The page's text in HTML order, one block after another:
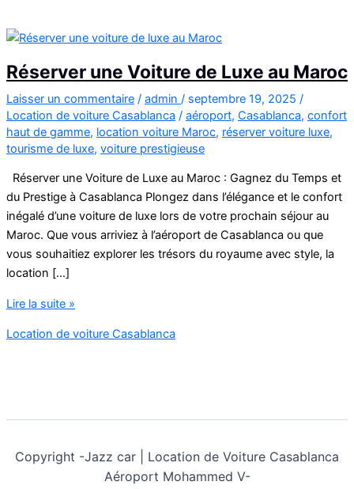
Réserver une Voiture de Luxe au Maroc
Laisser un commentaire / admin / septembre 19, 2025 /
Location de voiture Casablanca / aéroport, Casablanca, confort
haut de gamme, location voiture Maroc, réserver voiture luxe,
tourisme de luxe, voiture prestigieuse
Réserver une Voiture de Luxe au Maroc : Gagnez du Temps et
du Prestige à Casablanca Plongez dans l’élégance et le confort
inégalé d’une voiture de luxe lors de votre prochain séjour au
Maroc. Que vous arriviez à l’aéroport de Casablanca ou que
vous souhaitiez explorer les trésors du royaume avec style, la
location […]
Réserver
Voiture
Maroc
Lire la suite »
Location de voiture Casablanca
Copyright -Jazz car | Location de Voiture Casablanca
Aéroport Mohammed V-